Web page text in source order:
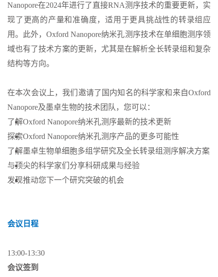
Nanopore在2024年进行了直接RNA测序技术的重要更新，实
现了更高的产量和准确度，适用于更具挑战性的转录组应
用。此外，Oxford Nanopore纳米孔测序技术在单细胞测序领
域也有了技术方案的更新，尤其是在解析全长转录组和复杂
结构等方向。
在本次会议上，我们邀请了国内知名的科学家和来自Oxford
Nanopore及墨卓生物的技术团队，您可以：
了解Oxford Nanopore纳米孔测序最新的技术更新
探索Oxford Nanopore纳米孔测序产品的更多可能性
了解墨卓生物单细胞多组学研究及全长转录组测序解决方案
与顶尖的科学家们分享科研成果与经验
发现推动您下一个研究突破的机会
会议日程
13:00-13:30
会议签到